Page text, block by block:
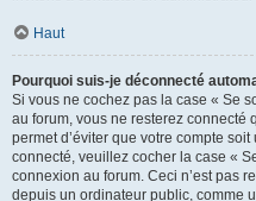
Haut
Pourquoi suis-je déconnecté
Si vous ne cochez pas la case « Se
au forum, vous ne resterez
permet d’éviter que votre compte
connecté, veuillez cocher la case «
connexion au forum. Ceci n’est pas
depuis un ordinateur public, comme